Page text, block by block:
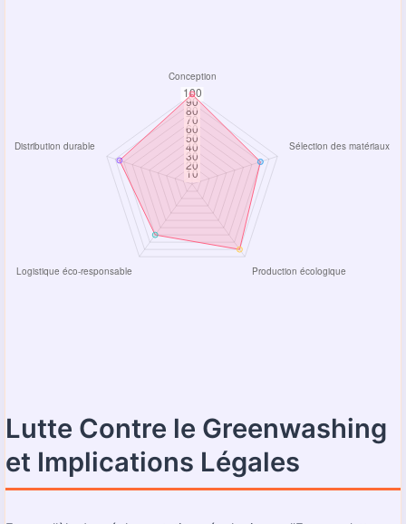
Lutte Contre le Greenwashing
et Implications Légales